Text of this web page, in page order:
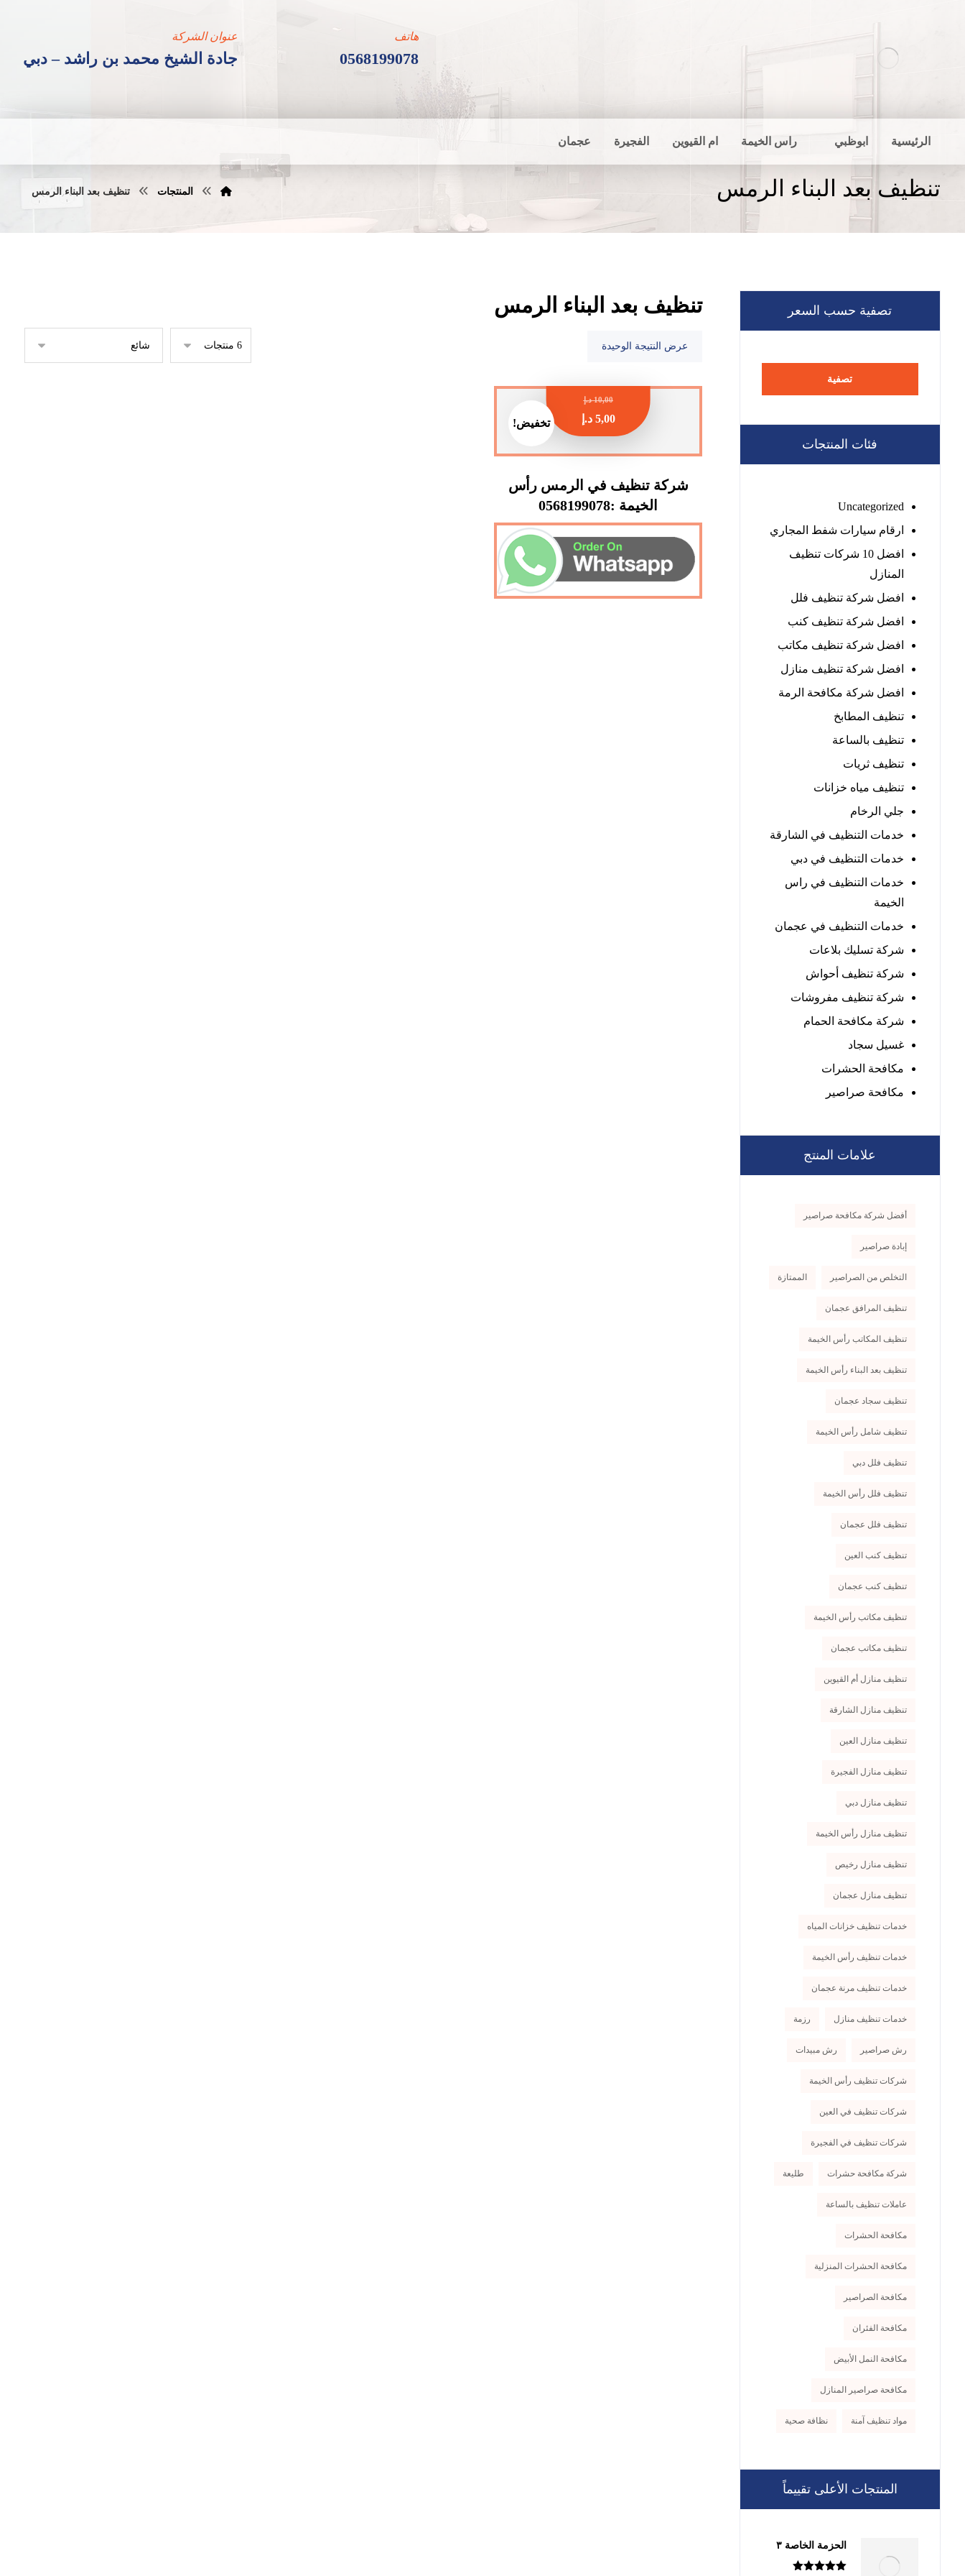
عنوان الشركة
جادة الشيخ محمد بن راشد – دبي
هاتف
0568199078
الرئيسية ابوظبي راس الخيمة ام القيوين الفجيرة عجمان
تنظيف بعد البناء الرمس المنتجات تنظيف بعد البناء الرمس
تنظيف بعد البناء الرمس
عرض النتيجة الوحيدة
تخفيض!
شركة تنظيف في الرمس رأس
الخيمة :0568199078
10,00 د.إ
5,00 د.إ
تصفية حسب السعر
تصفية
فئات المنتجات
Uncategorized
ارقام سيارات شفط المجاري
افضل 10 شركات تنظيف
المنازل
افضل شركة تنظيف فلل
افضل شركة تنظيف كنب
افضل شركة تنظيف مكاتب
افضل شركة تنظيف منازل
افضل شركة مكافحة الرمة
تنظيف المطابخ
تنظيف بالساعة
تنظيف ثريات
تنظيف مياه خزانات
جلي الرخام
خدمات التنظيف في الشارقة
خدمات التنظيف في دبي
خدمات التنظيف في راس
الخيمة
خدمات التنظيف في عجمان
شركة تسليك بلاعات
شركة تنظيف أحواش
شركة تنظيف مفروشات
شركة مكافحة الحمام
غسيل سجاد
مكافحة الحشرات
مكافحة صراصير
علامات المنتج
أفضل شركة مكافحة صراصير
إبادة صراصير
التخلص من الصراصير الممتازة
تنظيف المرافق عجمان
تنظيف المكاتب رأس الخيمة
تنظيف بعد البناء رأس الخيمة
تنظيف سجاد عجمان
تنظيف شامل رأس الخيمة
تنظيف فلل دبي
تنظيف فلل رأس الخيمة
تنظيف فلل عجمان
تنظيف كنب العين
تنظيف كنب عجمان
تنظيف مكاتب رأس الخيمة
تنظيف مكاتب عجمان
تنظيف منازل أم القيوين
تنظيف منازل الشارقة
تنظيف منازل العين
تنظيف منازل الفجيرة
تنظيف منازل دبي
تنظيف منازل رأس الخيمة
تنظيف منازل رخيص
تنظيف منازل عجمان
خدمات تنظيف خزانات المياه
خدمات تنظيف رأس الخيمة
خدمات تنظيف مرنة عجمان
خدمات تنظيف منازل رزمة
رش صراصير رش مبيدات
شركات تنظيف رأس الخيمة
شركات تنظيف في العين
شركات تنظيف في الفجيرة
شركة مكافحة حشرات طليعة
عاملات تنظيف بالساعة
مكافحة الحشرات
مكافحة الحشرات المنزلية
مكافحة الصراصير
مكافحة الفئران
مكافحة النمل الأبيض
مكافحة صراصير المنازل
مواد تنظيف آمنة نظافة صحية
المنتجات الأعلى تقييماً
الحزمة الخاصة ٣